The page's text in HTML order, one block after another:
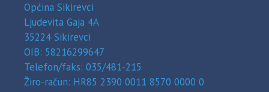
Općina Sikirevci
Ljudevita Gaja 4A
35224 Sikirevci
OIB: 58216299647
Telefon/faks: 035/481-215
Žiro-račun: HR85 2390 0011 8570 0000 0